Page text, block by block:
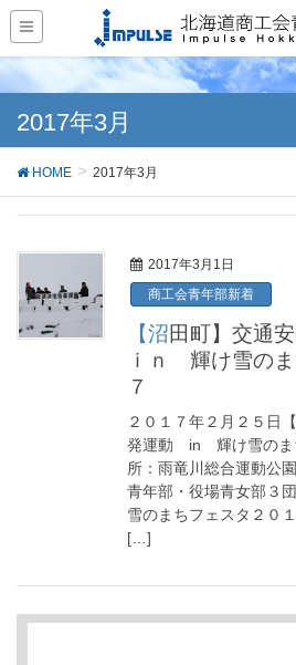
2017年3月
HOME 2017年3月
2017年3月1日
商工会青年部新着
【沼田町】交通安全意識啓発運動
ｉｎ 輝け雪の
７
２０１７年２月２５日
発運動 in 輝け雪のま
所：雨竜川総合運動公
青年部・役場青女部３
雪のまちフェスタ２０
[…]